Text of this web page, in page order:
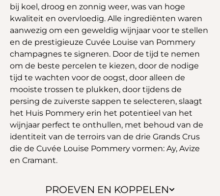
PROEVEN EN KOPPELEN
bij koel, droog en zonnig weer, was van hoge
kwaliteit en overvloedig. Alle ingrediënten waren
aanwezig om een geweldig wijnjaar voor te stellen
en de prestigieuze Cuvée Louise van Pommery
champagnes te signeren. Door de tijd te nemen
om de beste percelen te kiezen, door de nodige
tijd te wachten voor de oogst, door alleen de
mooiste trossen te plukken, door tijdens de
persing de zuiverste sappen te selecteren, slaagt
het Huis Pommery erin het potentieel van het
wijnjaar perfect te onthullen, met behoud van de
identiteit van de terroirs van de drie Grands Crus
die de Cuvée Louise Pommery vormen: Ay, Avize
en Cramant.